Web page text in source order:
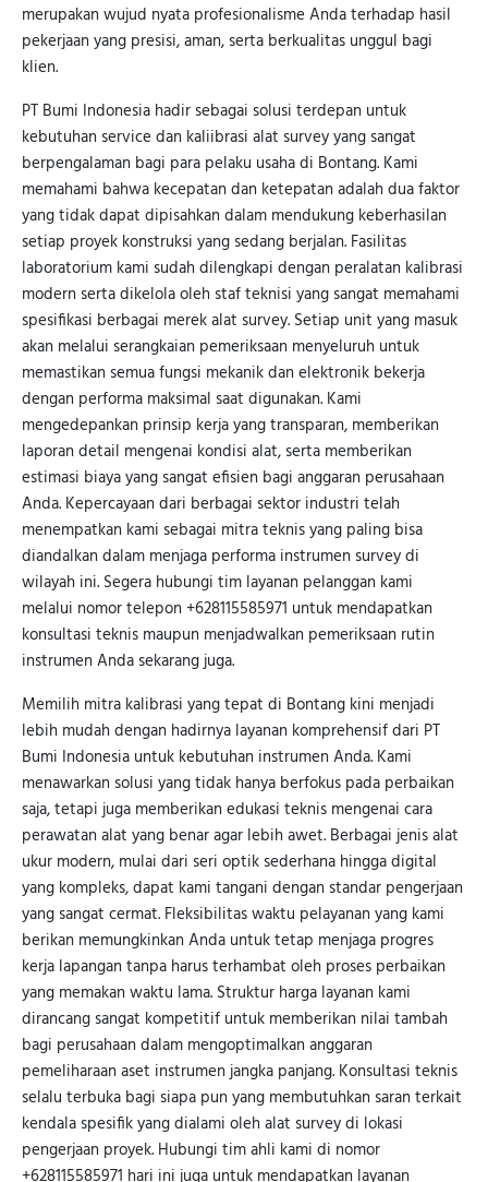
merupakan wujud nyata profesionalisme Anda terhadap hasil
pekerjaan yang presisi, aman, serta berkualitas unggul bagi
klien.
PT Bumi Indonesia hadir sebagai solusi terdepan untuk
kebutuhan service dan kaliibrasi alat survey yang sangat
berpengalaman bagi para pelaku usaha di Bontang. Kami
memahami bahwa kecepatan dan ketepatan adalah dua faktor
yang tidak dapat dipisahkan dalam mendukung keberhasilan
setiap proyek konstruksi yang sedang berjalan. Fasilitas
laboratorium kami sudah dilengkapi dengan peralatan kalibrasi
modern serta dikelola oleh staf teknisi yang sangat memahami
spesifikasi berbagai merek alat survey. Setiap unit yang masuk
akan melalui serangkaian pemeriksaan menyeluruh untuk
memastikan semua fungsi mekanik dan elektronik bekerja
dengan performa maksimal saat digunakan. Kami
mengedepankan prinsip kerja yang transparan, memberikan
laporan detail mengenai kondisi alat, serta memberikan
estimasi biaya yang sangat efisien bagi anggaran perusahaan
Anda. Kepercayaan dari berbagai sektor industri telah
menempatkan kami sebagai mitra teknis yang paling bisa
diandalkan dalam menjaga performa instrumen survey di
wilayah ini. Segera hubungi tim layanan pelanggan kami
melalui nomor telepon +628115585971 untuk mendapatkan
konsultasi teknis maupun menjadwalkan pemeriksaan rutin
instrumen Anda sekarang juga.
Memilih mitra kalibrasi yang tepat di Bontang kini menjadi
lebih mudah dengan hadirnya layanan komprehensif dari PT
Bumi Indonesia untuk kebutuhan instrumen Anda. Kami
menawarkan solusi yang tidak hanya berfokus pada perbaikan
saja, tetapi juga memberikan edukasi teknis mengenai cara
perawatan alat yang benar agar lebih awet. Berbagai jenis alat
ukur modern, mulai dari seri optik sederhana hingga digital
yang kompleks, dapat kami tangani dengan standar pengerjaan
yang sangat cermat. Fleksibilitas waktu pelayanan yang kami
berikan memungkinkan Anda untuk tetap menjaga progres
kerja lapangan tanpa harus terhambat oleh proses perbaikan
yang memakan waktu lama. Struktur harga layanan kami
dirancang sangat kompetitif untuk memberikan nilai tambah
bagi perusahaan dalam mengoptimalkan anggaran
pemeliharaan aset instrumen jangka panjang. Konsultasi teknis
selalu terbuka bagi siapa pun yang membutuhkan saran terkait
kendala spesifik yang dialami oleh alat survey di lokasi
pengerjaan proyek. Hubungi tim ahli kami di nomor
+628115585971 hari ini juga untuk mendapatkan layanan